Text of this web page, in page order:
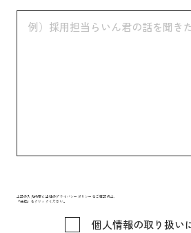
上記の入力内容と当社のプライバシーポリシーをご確認の上、
「送信」をクリックください。
個人情報の取り扱い